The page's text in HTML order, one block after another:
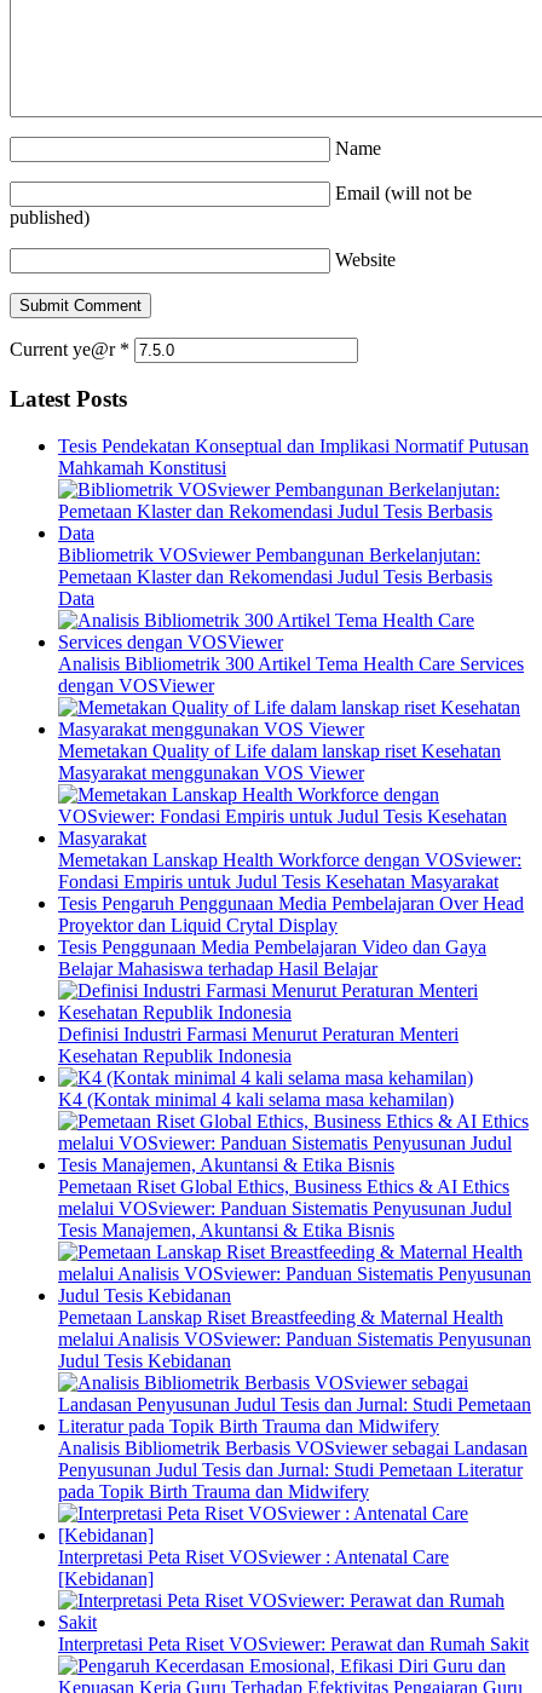
Name
Email (will not be
published)
Website
Current ye@r *
Latest Posts
Tesis Pendekatan Konseptual dan Implikasi Normatif Putusan
Mahkamah Konstitusi
Bibliometrik VOSviewer Pembangunan Berkelanjutan:
Pemetaan Klaster dan Rekomendasi Judul Tesis Berbasis
Data
Analisis Bibliometrik 300 Artikel Tema Health Care Services
dengan VOSViewer
Memetakan Quality of Life dalam lanskap riset Kesehatan
Masyarakat menggunakan VOS Viewer
Memetakan Lanskap Health Workforce dengan VOSviewer:
Fondasi Empiris untuk Judul Tesis Kesehatan Masyarakat
Tesis Pengaruh Penggunaan Media Pembelajaran Over Head
Proyektor dan Liquid Crytal Display
Tesis Penggunaan Media Pembelajaran Video dan Gaya
Belajar Mahasiswa terhadap Hasil Belajar
Definisi Industri Farmasi Menurut Peraturan Menteri
Kesehatan Republik Indonesia
K4 (Kontak minimal 4 kali selama masa kehamilan)
Pemetaan Riset Global Ethics, Business Ethics & AI Ethics
melalui VOSviewer: Panduan Sistematis Penyusunan Judul
Tesis Manajemen, Akuntansi & Etika Bisnis
Pemetaan Lanskap Riset Breastfeeding & Maternal Health
melalui Analisis VOSviewer: Panduan Sistematis Penyusunan
Judul Tesis Kebidanan
Analisis Bibliometrik Berbasis VOSviewer sebagai Landasan
Penyusunan Judul Tesis dan Jurnal: Studi Pemetaan Literatur
pada Topik Birth Trauma dan Midwifery
Interpretasi Peta Riset VOSviewer : Antenatal Care
[Kebidanan]
Interpretasi Peta Riset VOSviewer: Perawat dan Rumah Sakit